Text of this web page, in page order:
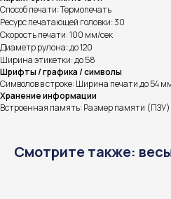
Способ печати: Термопечать
Ресурс печатающей головки: 30
Скорость печати: 100 мм/сек
Диаметр рулона: до 120
Ширина этикетки: до 58
Шрифты / графика / символы
Символов в строке: Ширина печати до 54
Хранение информации
Встроенная память: Размер памяти
Смотрите также: